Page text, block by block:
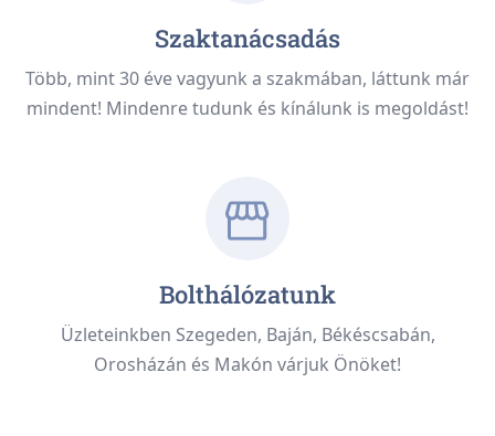
Szaktanácsadás
Több, mint 30 éve vagyunk a szakmában, láttunk már
mindent! Mindenre tudunk és kínálunk is megoldást!
Bolthálózatunk
Üzleteinkben Szegeden, Baján, Békéscsabán,
Orosházán és Makón várjuk Önöket!